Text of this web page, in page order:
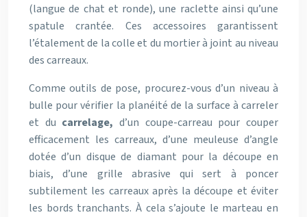
(langue de chat et ronde), une raclette ainsi qu’une
spatule crantée. Ces accessoires garantissent
l’étalement de la colle et du mortier à joint au niveau
des carreaux.
Comme outils de pose, procurez-vous d’un niveau à
bulle pour vérifier la planéité de la surface à carreler
et du carrelage, d’un coupe-carreau pour couper
efficacement les carreaux, d’une meuleuse d’angle
dotée d’un disque de diamant pour la découpe en
biais, d’une grille abrasive qui sert à poncer
subtilement les carreaux après la découpe et éviter
les bords tranchants. À cela s’ajoute le marteau en